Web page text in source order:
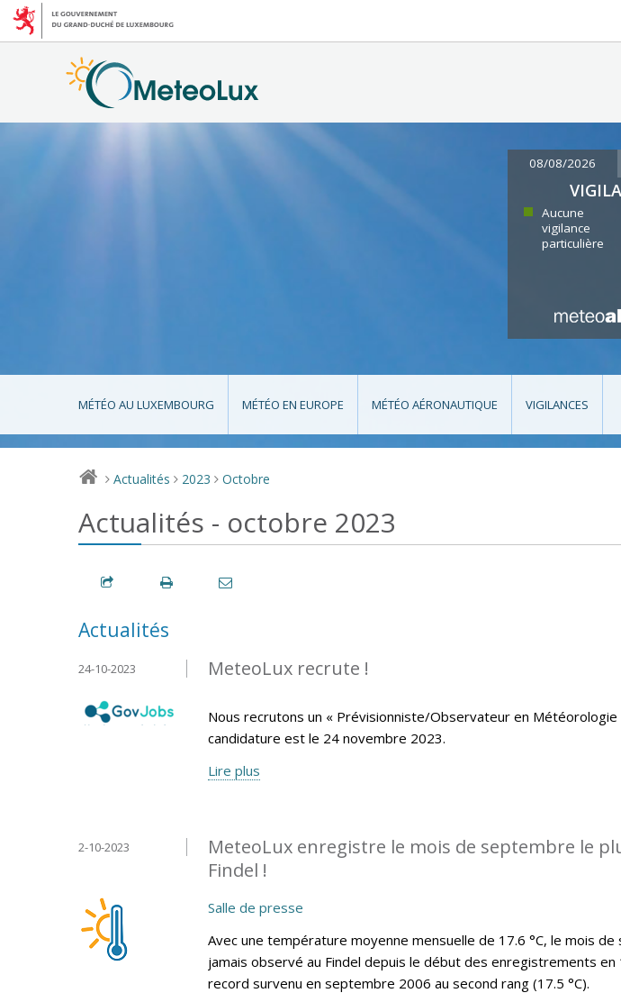
08/08/2026
Aucune
vigilance
particulière
MÉTÉO AU LUXEMBOURG MÉTÉO EN EUROPE MÉTÉO AÉRONAUTIQUE VIGILANCES
> Actualités > 2023 > Octobre
Actualités - octobre 2023
Actualités
MeteoLux recrute !
24-10-2023
Nous recrutons un « Prévisionniste/Observateur en Météorologie
candidature est le 24 novembre 2023.
Lire plus
MeteoLux enregistre le mois de septembre le
Findel !
2-10-2023
Salle de presse
Avec une température moyenne mensuelle de 17.6 °C, le mois
jamais observé au Findel depuis le début des enregistrements
record survenu en septembre 2006 au second rang (17.5 °C).